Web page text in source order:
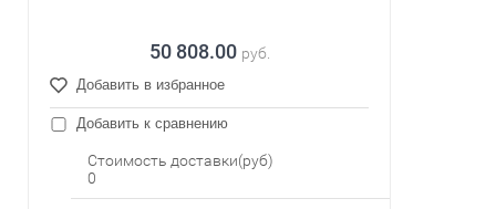
50 808.00 руб.
Добавить в избранное
Добавить к сравнению
Стоимость доставки(руб)
0